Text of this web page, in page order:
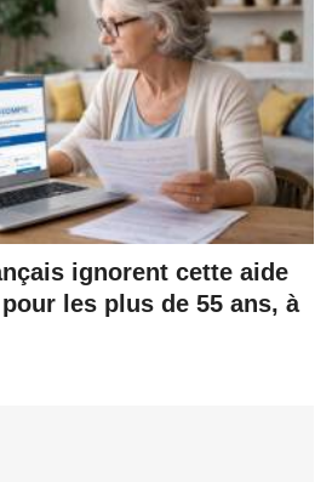
ignorent cette aide
les plus de 55 ans, à